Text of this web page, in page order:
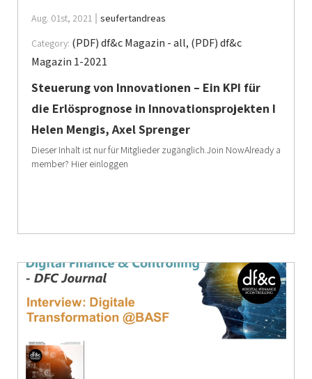
Aug. 01st, 2021
seufertandreas
Category: (PDF) df&c Magazin - all, (PDF) df&c
Magazin 1-2021
Steuerung von Innovationen – Ein KPI für
die Erlösprognose in Innovationsprojekten I
Helen Mengis, Axel Sprenger
Dieser Inhalt ist nur für Mitglieder zugänglich.Join NowAlready a
member? Hier einloggen